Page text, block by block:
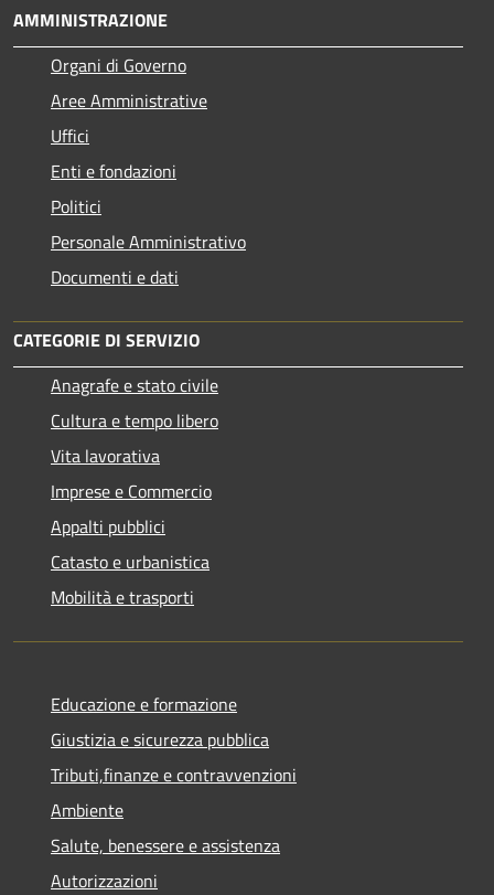
AMMINISTRAZIONE
Organi di Governo
Aree Amministrative
Uffici
Enti e fondazioni
Politici
Personale Amministrativo
Documenti e dati
CATEGORIE DI SERVIZIO
Anagrafe e stato civile
Cultura e tempo libero
Vita lavorativa
Imprese e Commercio
Appalti pubblici
Catasto e urbanistica
Mobilità e trasporti
Educazione e formazione
Giustizia e sicurezza pubblica
Tributi,finanze e contravvenzioni
Ambiente
Salute, benessere e assistenza
Autorizzazioni